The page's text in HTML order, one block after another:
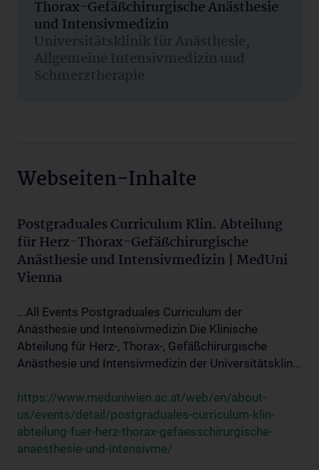
Thorax-Gefäßchirurgische Anästhesie
und Intensivmedizin
Universitätsklinik für Anästhesie,
Allgemeine Intensivmedizin und
Schmerztherapie
Webseiten-Inhalte
Postgraduales Curriculum Klin. Abteilung
für Herz-Thorax-Gefäßchirurgische
Anästhesie und Intensivmedizin | MedUni
Vienna
...All Events Postgraduales Curriculum der
Anästhesie und Intensivmedizin Die Klinische
Abteilung für Herz-, Thorax-, Gefäßchirurgische
Anästhesie und Intensivmedizin der Universitätsklin...
https://www.meduniwien.ac.at/web/en/about-
us/events/detail/postgraduales-curriculum-klin-
abteilung-fuer-herz-thorax-gefaesschirurgische-
anaesthesie-und-intensivme/